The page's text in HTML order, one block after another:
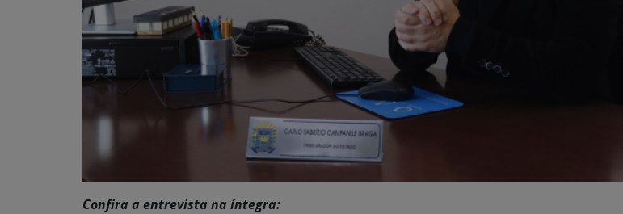
Confira a entrevista na íntegra: